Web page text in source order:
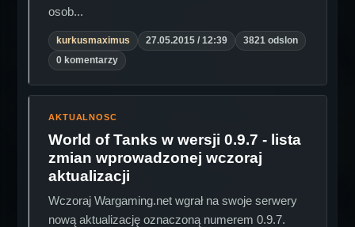
osob...
kurkusmaximus 27.05.2015 / 12:39
3821 odslon
0 komentarzy
AKTUALNOSC
World of Tanks w wersji 0.9.7 - lista
zmian wprowadzonej wczoraj
aktualizacji
Wczoraj Wargaming.net wgrał na swoje serwery
nową aktualizację oznaczoną numerem 0.9.7.